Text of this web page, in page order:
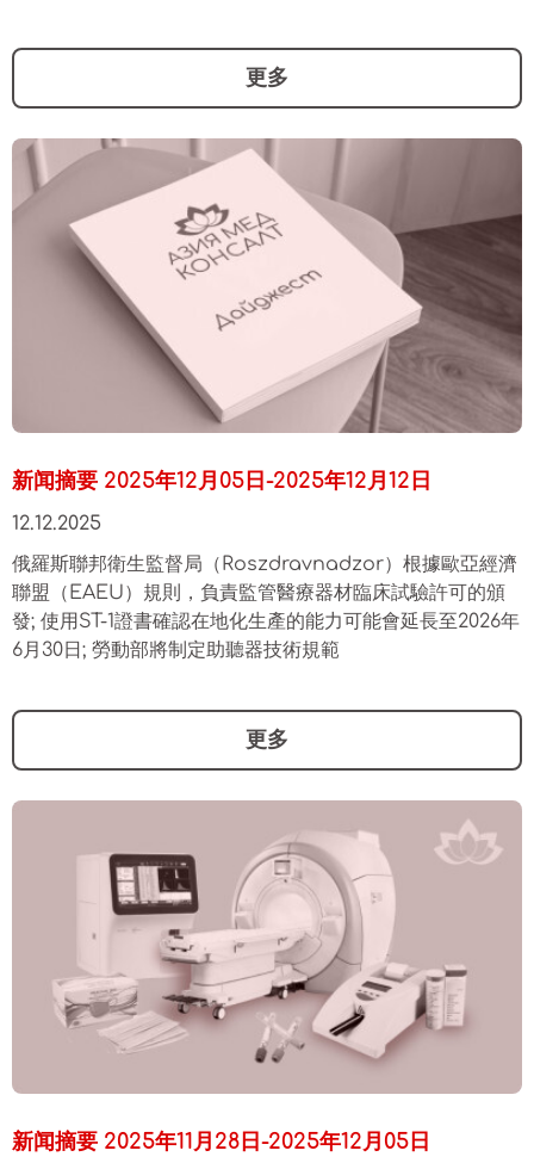
更多
新闻摘要 2025年12月05日-2025年12月12日
12.12.2025
俄羅斯聯邦衛生監督局（Roszdravnadzor）根據歐亞經濟
聯盟（EAEU）規則，負責監管醫療器材臨床試驗許可的頒
發; 使用ST-1證書確認在地化生產的能力可能會延長至2026年
6月30日; 勞動部將制定助聽器技術規範
更多
新闻摘要 2025年11月28日-2025年12月05日